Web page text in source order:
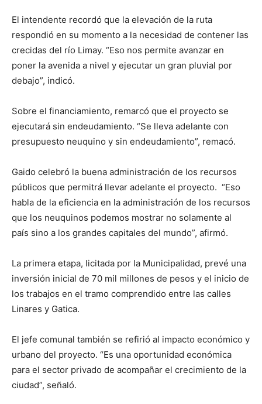
El intendente recordó que la elevación de la ruta
respondió en su momento a la necesidad de contener las
crecidas del río Limay. “Eso nos permite avanzar en
poner la avenida a nivel y ejecutar un gran pluvial por
debajo”, indicó.
Sobre el financiamiento, remarcó que el proyecto se
ejecutará sin endeudamiento. “Se lleva adelante con
presupuesto neuquino y sin endeudamiento”, remacó.
Gaido celebró la buena administración de los recursos
públicos que permitrá llevar adelante el proyecto. “Eso
habla de la eficiencia en la administración de los recursos
que los neuquinos podemos mostrar no solamente al
país sino a los grandes capitales del mundo”, afirmó.
La primera etapa, licitada por la Municipalidad, prevé una
inversión inicial de 70 mil millones de pesos y el inicio de
los trabajos en el tramo comprendido entre las calles
Linares y Gatica.
El jefe comunal también se refirió al impacto económico y
urbano del proyecto. “Es una oportunidad económica
para el sector privado de acompañar el crecimiento de la
ciudad”, señaló.